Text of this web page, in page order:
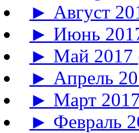
► Август
► Июнь
► Май 2017
► Апрель
► Март
► Февраль